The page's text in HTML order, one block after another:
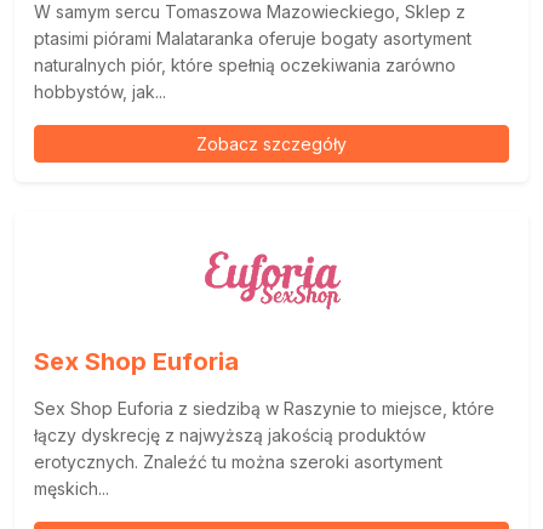
W samym sercu Tomaszowa Mazowieckiego, Sklep z
ptasimi piórami Malataranka oferuje bogaty asortyment
naturalnych piór, które spełnią oczekiwania zarówno
hobbystów, jak...
Zobacz szczegóły
Sex Shop Euforia
Sex Shop Euforia z siedzibą w Raszynie to miejsce, które
łączy dyskrecję z najwyższą jakością produktów
erotycznych. Znaleźć tu można szeroki asortyment
męskich...